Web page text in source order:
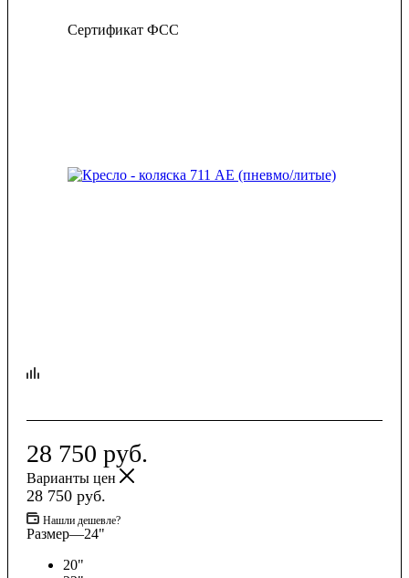
Сертификат ФСС
28 750 руб.
Варианты цен
28 750 руб.
Нашли дешевле?
Размер—24"
20"